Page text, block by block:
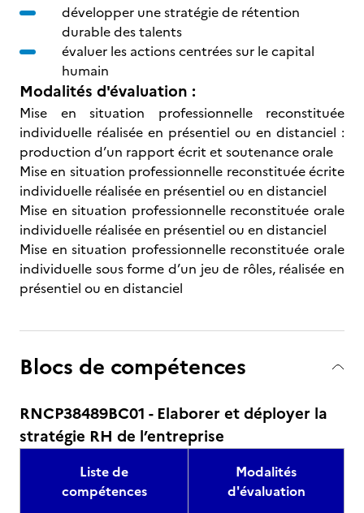
développer une stratégie de rétention
durable des talents
évaluer les actions centrées sur le capital
humain
Modalités d'évaluation :
Mise en situation professionnelle reconstituée
individuelle réalisée en présentiel ou en distanciel :
production d’un rapport écrit et soutenance orale
Mise en situation professionnelle reconstituée écrite
individuelle réalisée en présentiel ou en distanciel
Mise en situation professionnelle reconstituée orale
individuelle réalisée en présentiel ou en distanciel
Mise en situation professionnelle reconstituée orale
individuelle sous forme d’un jeu de rôles, réalisée en
présentiel ou en distanciel
Blocs de compétences
RNCP38489BC01 - Elaborer et déployer la
stratégie RH de l’entreprise
Liste de
compétences
Modalités
d'évaluation